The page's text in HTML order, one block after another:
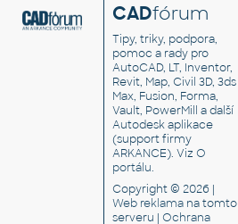
CADfórum
Tipy, triky, podpora,
pomoc a rady pro
AutoCAD, LT, Inventor,
Revit, Map, Civil 3D, 3ds
Max, Fusion, Forma,
Vault, PowerMill a další
Autodesk aplikace
(support firmy
ARKANCE). VizO
portálu.
Copyright © 2026 |
Web reklama na tomto
serveru |Ochrana